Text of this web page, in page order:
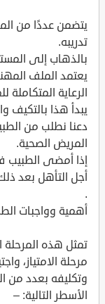
يتضمن عددًا من
تدريبه.
بالذهاب إلى
يعتمد الملف
الرعاية
يبدأ هذا بالتكيف
دعنا نطلب من
المريض الصحية.
إذا أمضى الطبيب
أجل التأهل بعد
.
أهمية وواجبات
تمثل هذه المرحلة
مرحلة الامتياز،
وتكليفه بعدد من
الأسطر التالية: –